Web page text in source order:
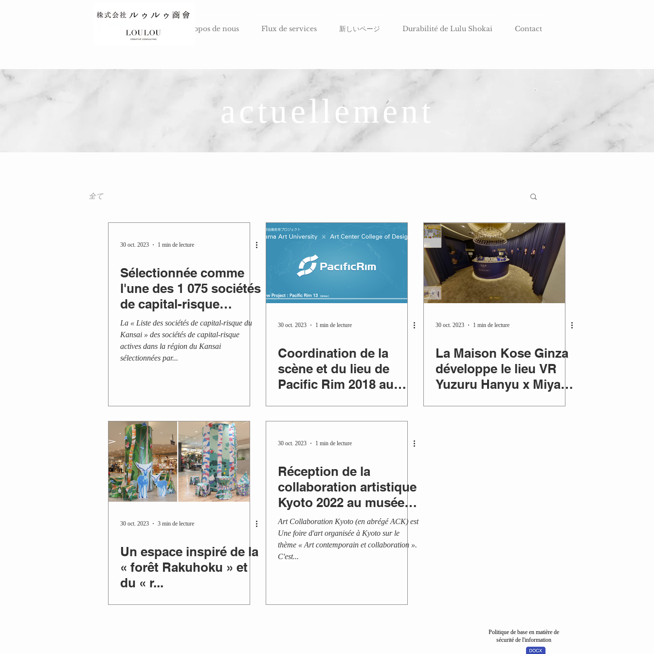
HAUT À propos de nous Flux de services 新しいページ Durabilité de Lulu Shokai Contact
actuellement
全て
30 oct. 2023 1 min de lecture
Sélectionnée comme
l'une des 1 075 sociétés
de capital-risque
représentant le Kansai.
La « Liste des sociétés de capital-risque du
Kansai » des sociétés de capital-risque
actives dans la région du Kansai
sélectionnées par...
30 oct. 2023 1 min de lecture
Coordination de la
scène et du lieu de
Pacific Rim 2018 au
30 oct. 2023 1 min de lecture
La Maison Kose Ginza
développe le lieu VR
Yuzuru Hanyu x Miyabi
30 oct. 2023 3 min de lecture
Un espace inspiré de la
« forêt Rakuhoku » et
du « r...
30 oct. 2023 1 min de lecture
Réception de la
collaboration artistique
Kyoto 2022 au musée
d'art KYOCERA de la
ville de Kyoto
Art Collaboration Kyoto (en abrégé ACK) est
Une foire d'art organisée à Kyoto sur le
thème « Art contemporain et collaboration ».
C'est...
Politique de base en matière de
sécurité de l'information